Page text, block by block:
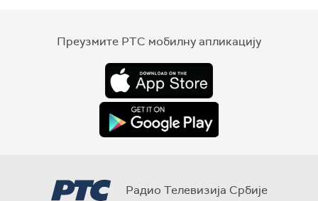
Преузмите РТС мобилну апликацију
Радио Телевизија Србије